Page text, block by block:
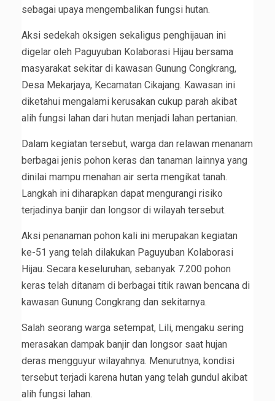
sebagai upaya mengembalikan fungsi hutan.
Aksi sedekah oksigen sekaligus penghijauan ini
digelar oleh Paguyuban Kolaborasi Hijau bersama
masyarakat sekitar di kawasan Gunung Congkrang,
Desa Mekarjaya, Kecamatan Cikajang. Kawasan ini
diketahui mengalami kerusakan cukup parah akibat
alih fungsi lahan dari hutan menjadi lahan pertanian.
Dalam kegiatan tersebut, warga dan relawan menanam
berbagai jenis pohon keras dan tanaman lainnya yang
dinilai mampu menahan air serta mengikat tanah.
Langkah ini diharapkan dapat mengurangi risiko
terjadinya banjir dan longsor di wilayah tersebut.
Aksi penanaman pohon kali ini merupakan kegiatan
ke-51 yang telah dilakukan Paguyuban Kolaborasi
Hijau. Secara keseluruhan, sebanyak 7.200 pohon
keras telah ditanam di berbagai titik rawan bencana di
kawasan Gunung Congkrang dan sekitarnya.
Salah seorang warga setempat, Lili, mengaku sering
merasakan dampak banjir dan longsor saat hujan
deras mengguyur wilayahnya. Menurutnya, kondisi
tersebut terjadi karena hutan yang telah gundul akibat
alih fungsi lahan.